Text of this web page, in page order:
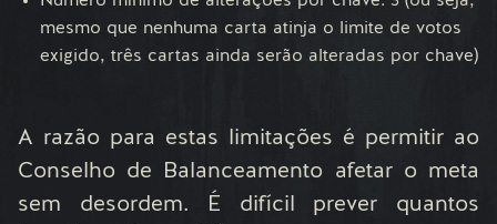
mesmo que nenhuma carta atinja o limite de votos
exigido, três cartas ainda serão alteradas por chave)
A razão para estas limitações é permitir ao
Conselho de Balanceamento afetar o meta
sem desordem. É difícil prever quantos